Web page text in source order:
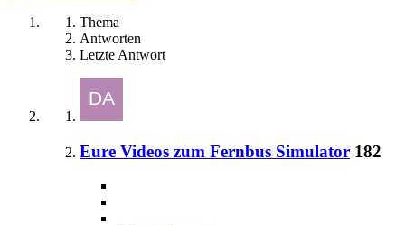
Thema
Antworten
Letzte Antwort
Eure Videos zum Fernbus Simulator 182